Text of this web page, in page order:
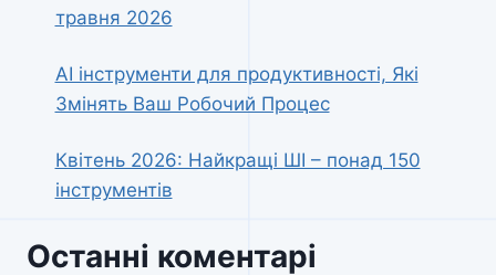
травня 2026
AI інструменти для продуктивності, Які
Змінять Ваш Робочий Процес
Квітень 2026: Найкращі ШІ – понад 150
інструментів
Останні коментарі